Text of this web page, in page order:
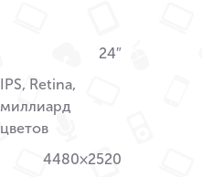
24″
IPS, Retina,
миллиард
цветов
4480×2520